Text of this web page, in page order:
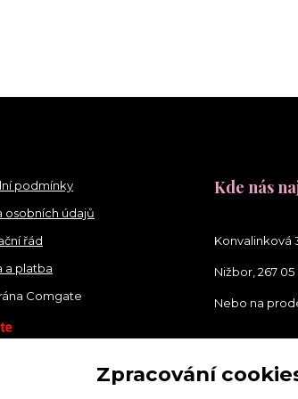
podmínky
osobních údajů
řád
a platba
Comgate
Kde nás
Konvalinková
Nižbor, 267 05
Nebo na
Zpracování